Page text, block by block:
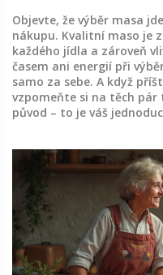
Objevte, že výběr masa
nákupu. Kvalitní maso je
každého jídla a zároveň
časem ani energií při
samo za sebe. A když
vzpomeňte si na těch
původ – to je váš